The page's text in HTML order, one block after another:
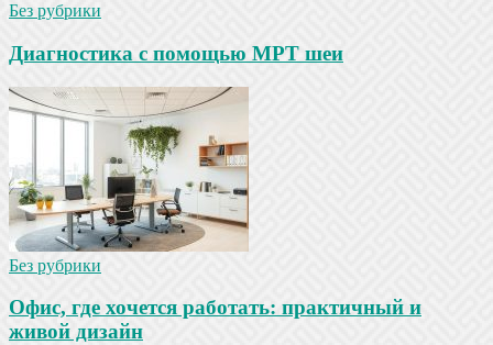
Без рубрики
Диагностика с помощью МРТ шеи
Без рубрики
Офис, где хочется работать: практичный и
живой дизайн